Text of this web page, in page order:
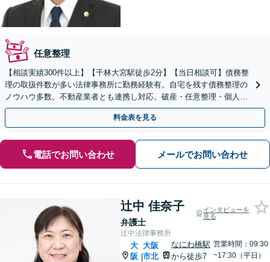
任意整理
【相談実績300件以上】【千林大宮駅徒歩2分】【当日相談可】債務整
理の取扱件数が多い法律事務所に勤務経験有。自宅を残す債務整理の
ノウハウ多数。不動産業者とも連携し対応。破産・任意整理・個人再
生なら私にお任せください。法人破産にも対応。
料金表を見る
電話でお問い合わせ メールでお問い合わせ
辻中 佳奈子
弁護士
インタビューを
見る
辻中法律事務所
大
阪 |
大阪
市北
なにわ橋駅
から徒歩7
営業時間：09:30
~17:30（平日）